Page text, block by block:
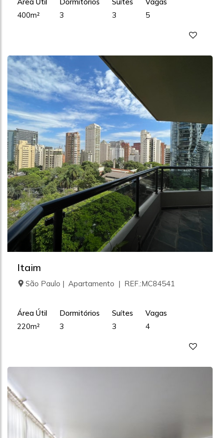
400m²
3
3
5
Itaim
São Paulo | Apartamento | REF.:MC84541
Área Útil
220m²
Dormitórios
3
Suítes
3
Vagas
4